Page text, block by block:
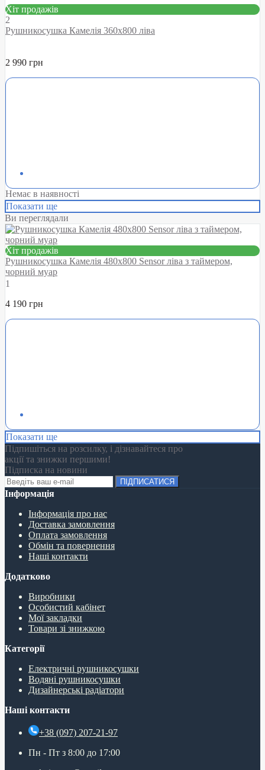
Хіт продажів
2
Рушникосушка Камелія 360х800 ліва
2 990 грн
Немає в наявності
Показати ще
Ви переглядали
Хіт продажів
Рушникосушка Камелія 480х800 Sensor ліва з таймером,
чорний муар
1
4 190 грн
Показати ще
Підпишіться на розсилку, і дізнавайтеся про
акції та знижки першими!
Підписка на новини
ПІДПИСАТИСЯ
Інформація
Інформація про нас
Доставка замовлення
Оплата замовлення
Обмін та повернення
Наші контакти
Додатково
Виробники
Особистий кабінет
Мої закладки
Товари зі знижкою
Категорії
Електричні рушникосушки
Водяні рушникосушки
Дизайнерські радіатори
Наші контакти
+38 (097) 207-21-97
Пн - Пт з 8:00 до 17:00